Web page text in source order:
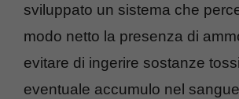
sviluppato un sistema che
modo netto la presenza di
evitare di ingerire sostanze
eventuale accumulo nel